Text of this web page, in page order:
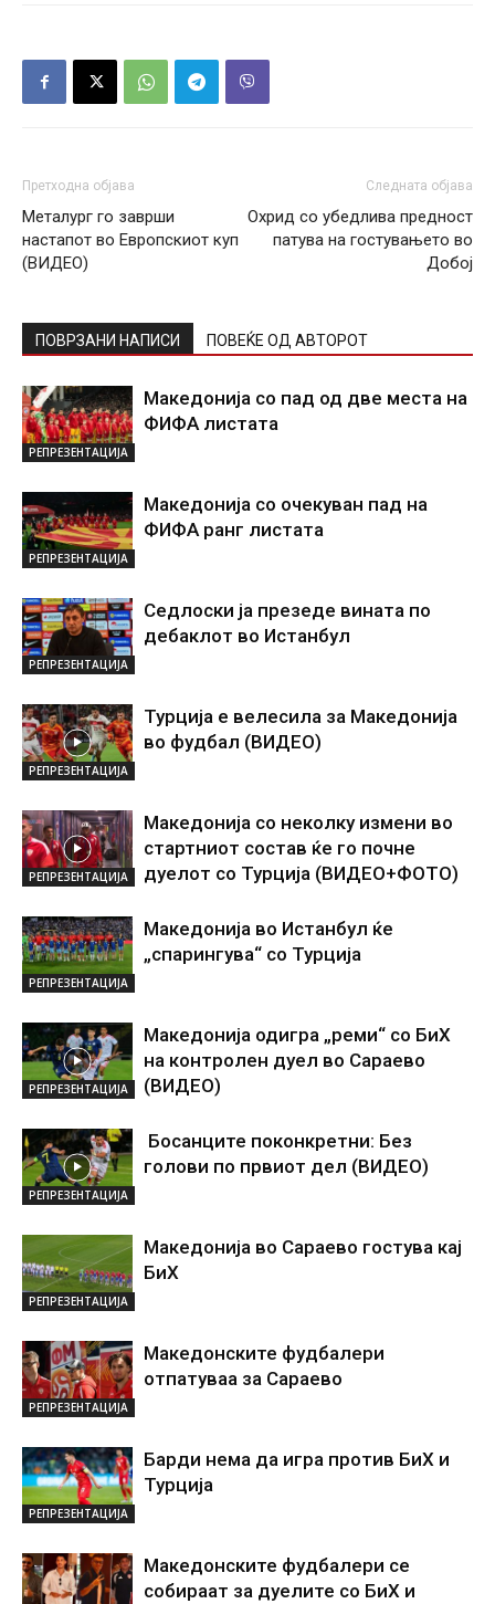
Претходна објава
Металург го заврши
настапот во Европскиот куп
(ВИДЕО)
Следната објава
Охрид со убедлива предност
патува на гостувањето во
Добој
ПОВРЗАНИ НАПИСИ ПОВЕЌЕ ОД АВТОРОТ
РЕПРЕЗЕНТАЦИЈА
Македонија со пад од две места на
ФИФА листата
РЕПРЕЗЕНТАЦИЈА
Македонија со очекуван пад на
ФИФА ранг листата
РЕПРЕЗЕНТАЦИЈА
Седлоски ја презеде вината по
дебаклот во Истанбул
РЕПРЕЗЕНТАЦИЈА
Турција е велесила за Македонија
во фудбал (ВИДЕО)
РЕПРЕЗЕНТАЦИЈА
Македонија со неколку измени во
стартниот состав ќе го почне
дуелот со Турција (ВИДЕО+ФОТО)
РЕПРЕЗЕНТАЦИЈА
Македонија во Истанбул ќе
„спарингува“ со Турција
РЕПРЕЗЕНТАЦИЈА
Македонија одигра „реми“ со БиХ
на контролен дуел во Сараево
(ВИДЕО)
РЕПРЕЗЕНТАЦИЈА
Босанците поконкретни: Без
голови по првиот дел (ВИДЕО)
РЕПРЕЗЕНТАЦИЈА
Македонија во Сараево гостува кај
БиХ
РЕПРЕЗЕНТАЦИЈА
Македонските фудбалери
отпатуваа за Сараево
РЕПРЕЗЕНТАЦИЈА
Барди нема да игра против БиХ и
Турција
Македонските фудбалери се
собираат за дуелите со БиХ и